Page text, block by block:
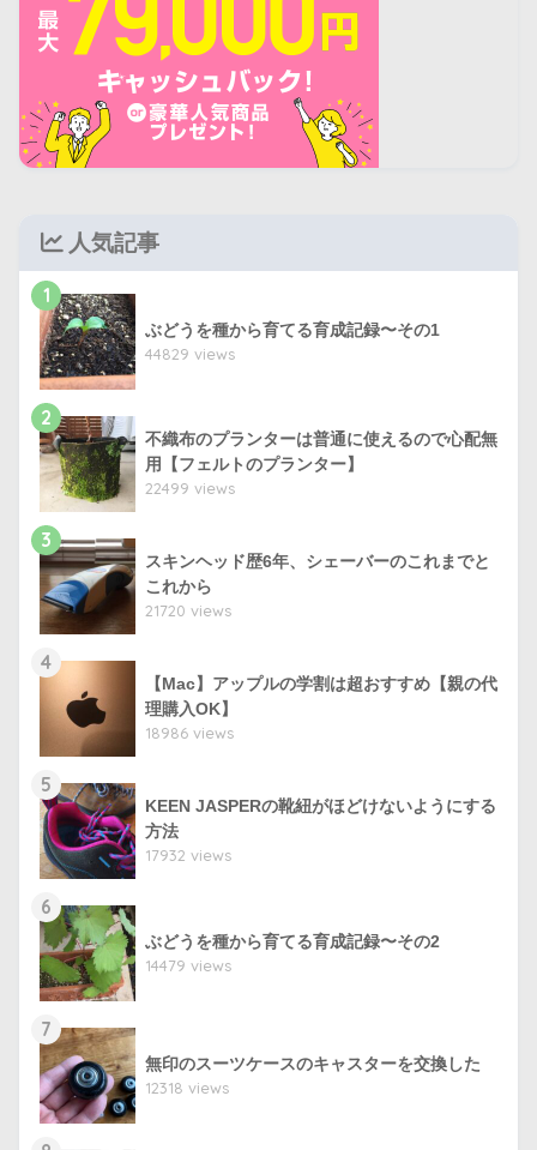
人気記事
1
ぶどうを種から育てる育成記録〜その1
44829 views
2
不織布のプランターは普通に使えるので心配無
用【フェルトのプランター】
22499 views
3
スキンヘッド歴6年、シェーバーのこれまでと
これから
21720 views
4
【Mac】アップルの学割は超おすすめ【親の代
理購入OK】
18986 views
5
KEEN JASPERの靴紐がほどけないようにする
方法
17932 views
6
ぶどうを種から育てる育成記録〜その2
14479 views
7
無印のスーツケースのキャスターを交換した
12318 views